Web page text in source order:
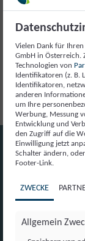
Klagenfurt
Vielen Dank für
GmbH in Österreich.
Technologien von
Identifikatoren (z. B.
Identifikatoren,
anderen
um Ihre
Werbung, Messung
Entwicklung und
den Zugriff auf die
Einwilligung jetzt
Schalter ändern,
Footer-Link.
ZWECKE
Allgemein